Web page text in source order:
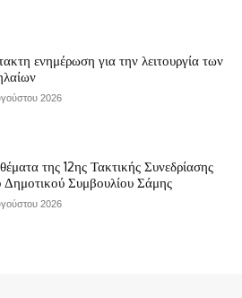
ενημέρωση για την λειτουργία των
2026
της 12ης Τακτικής Συνεδρίασης
Δημοτικού Συμβουλίου Σάμης
2026